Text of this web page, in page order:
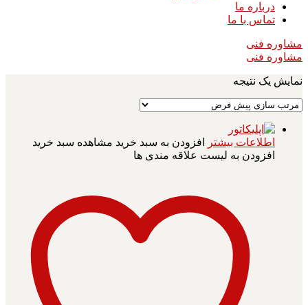
درباره ما
تماس با ما
مشاوره فنی
مشاوره فنی
نمایش یک نتیجه
اطلاعات بیشتر افزودن به سبد خرید مشاهده سبد خرید
افزودن به لیست علاقه مندی ها